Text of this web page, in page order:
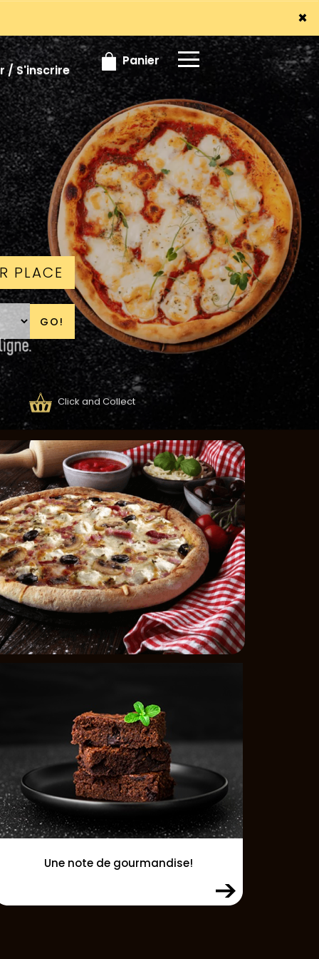
×
/ S'inscrire Panier
×
PLACE
GO!
Click and Collect
Une note de gourmandise!